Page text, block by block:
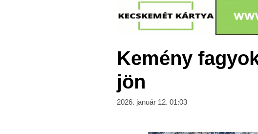
Kemény
jön
2026. január 12. 01:03